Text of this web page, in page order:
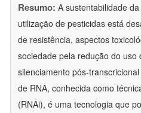
Resumo: A sustentabilidade
utilização de pesticidas está
de resistência, aspectos
sociedade pela redução do uso
silenciamento pós-
de RNA, conhecida como
(RNAi), é uma tecnologia que